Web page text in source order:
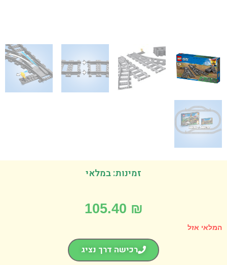
זמינות: במלאי
105.40
אזל
רכישה דרך נציג